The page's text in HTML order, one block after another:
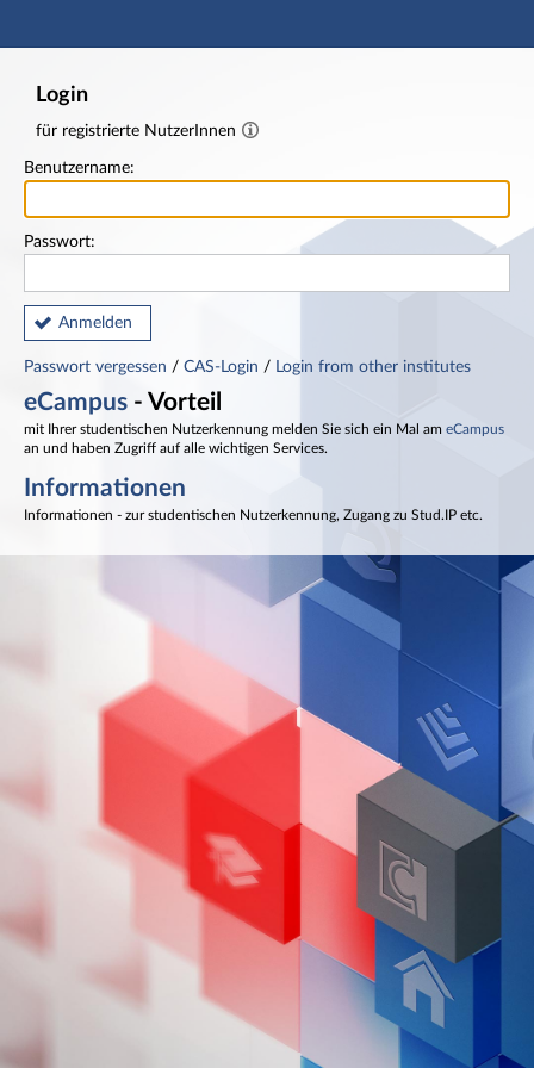
Hauptnavigation
Login
für registrierte NutzerInnen
Benutzername:
Passwort:
Anmelden
Passwort vergessen / CAS-Login / Login from other institutes
eCampus - Vorteil
mit Ihrer studentischen Nutzerkennung melden Sie sich ein Mal am eCampus
an und haben Zugriff auf alle wichtigen Services.
Informationen
Informationen - zur studentischen Nutzerkennung, Zugang zu Stud.IP etc.